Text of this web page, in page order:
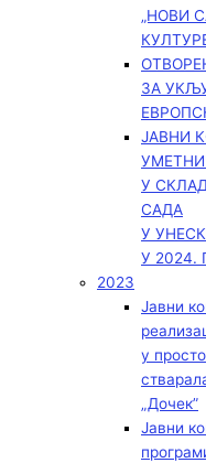
„НОВИ
ЗА
ЈАВНИ
У
САДА
У
У 2024.
2023
Јавни
у
„Дочек”
Јавни